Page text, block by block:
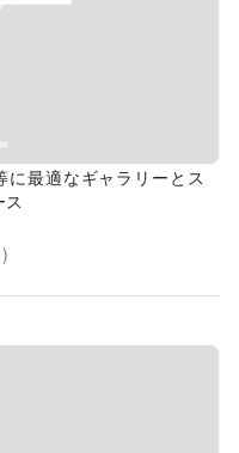
に最適なギャラリーとス